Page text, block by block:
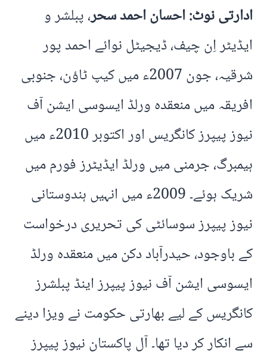
ادارتی نوٹ: احسان احمد سحر، پبلشر و
ایڈیٹر اِن چیف، ڈیجیٹل نوائے احمد پور
شرقیہ، جون 2007ء میں کیپ ٹاؤن، جنوبی
افریقہ میں منعقدہ ورلڈ ایسوسی ایشن آف
نیوز پیپرز کانگریس اور اکتوبر 2010ء میں
ہیمبرگ، جرمنی میں ورلڈ ایڈیٹرز فورم میں
شریک ہوئے۔ 2009ء میں انہیں ہندوستانی
نیوز پیپرز سوسائٹی کی تحریری درخواست
کے باوجود، حیدرآباد دکن میں منعقدہ ورلڈ
ایسوسی ایشن آف نیوز پیپرز اینڈ پبلشرز
کانگریس کے لیے بھارتی حکومت نے ویزا دینے
سے انکار کر دیا تھا۔ آل پاکستان نیوز پیپرز